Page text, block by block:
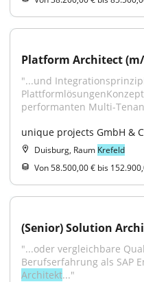
Platform Architect
"...und
performanten Multi-
unique projects GmbH &
Duisburg, Raum Krefeld
Von 58.500,00 € bis
(Senior) Solution
"...oder vergleichbare
Berufserfahrung als SAP
Architekt..."